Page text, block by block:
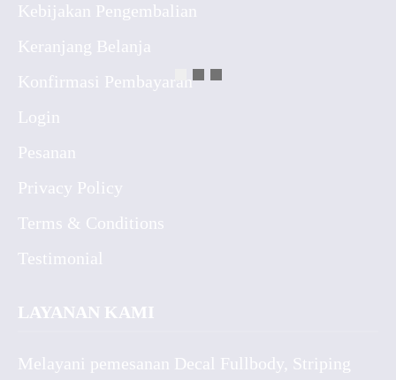
Kebijakan Pengembalian
Keranjang Belanja
Konfirmasi Pembayaran
Login
Pesanan
Privacy Policy
Terms & Conditions
Testimonial
LAYANAN KAMI
Melayani pemesanan Decal Fullbody, Striping